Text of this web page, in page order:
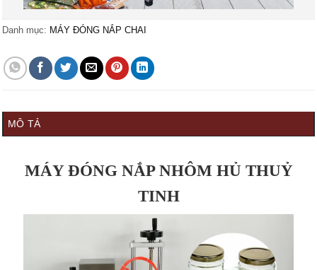
Danh mục: MÁY ĐÓNG NẮP CHAI
MÔ TẢ
MÁY ĐÓNG NẮP NHÔM HỦ THUỶ
TINH